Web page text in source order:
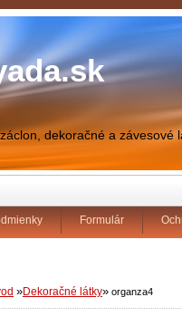
dekoračné a závesové
Formulár
»Dekoračné látky» organza4